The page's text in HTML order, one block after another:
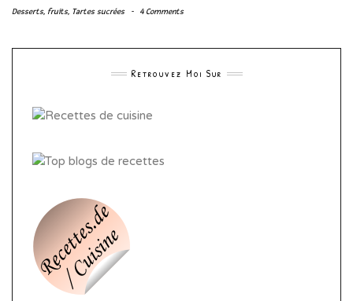
Desserts, fruits, Tartes sucrées - 4 Comments
Retrouvez Moi Sur